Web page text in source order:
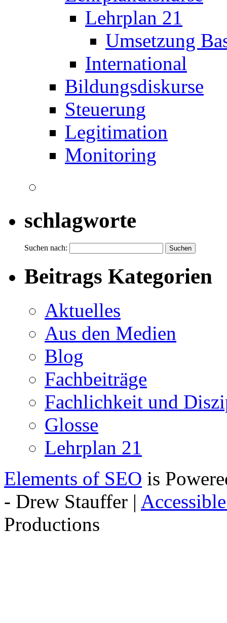
Lehrplan 21
Umsetzung
International
Bildungsdiskurse
Steuerung
Legitimation
Monitoring
schlagworte
Suchen nach:
Beitrags Kategorien
Aktuelles
Aus den Medien
Blog
Fachbeiträge
Fachlichkeit und
Glosse
Lehrplan 21
Elements of SEO is
- Drew Stauffer |
Productions